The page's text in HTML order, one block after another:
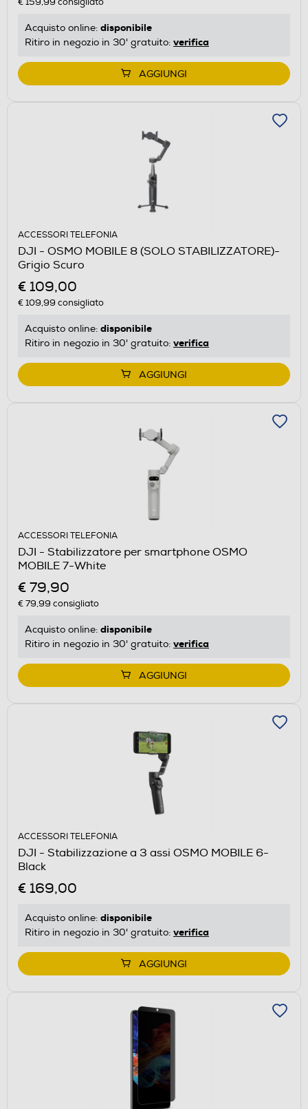
Acquisto online: disponibile
Ritiro in negozio in 30' gratuito: verifica
AGGIUNGI
ACCESSORI TELEFONIA
DJI - OSMO MOBILE 8 (SOLO STABILIZZATORE)-
Grigio Scuro
€ 109,00
€ 109,99 consigliato
Acquisto online: disponibile
Ritiro in negozio in 30' gratuito: verifica
AGGIUNGI
ACCESSORI TELEFONIA
DJI - Stabilizzatore per smartphone OSMO
MOBILE 7-White
€ 79,90
€ 79,99 consigliato
Acquisto online: disponibile
Ritiro in negozio in 30' gratuito: verifica
AGGIUNGI
ACCESSORI TELEFONIA
DJI - Stabilizzazione a 3 assi OSMO MOBILE 6-
Black
€ 169,00
Acquisto online: disponibile
Ritiro in negozio in 30' gratuito: verifica
AGGIUNGI